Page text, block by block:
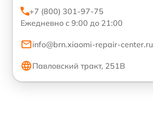
+7 (800) 301-97-75
Ежедневно с 9:00 до 21:00
info@brn.xiaomi-repair-center.ru
Павловский тракт, 251В